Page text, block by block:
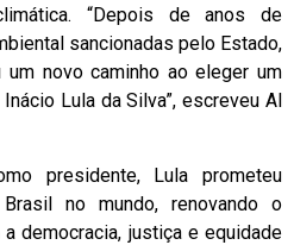
“Depois de anos de
sancionadas pelo Estado,
novo caminho ao eleger um
Lula da Silva”, escreveu Al
presidente, Lula prometeu
no mundo, renovando o
democracia, justiça e equidade